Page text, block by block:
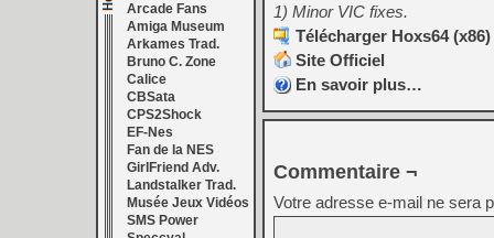
Arcade Fans
Amiga Museum
Arkames Trad.
Bruno C. Zone
Calice
CBSata
CPS2Shock
EF-Nes
Fan de la NES
GirlFriend Adv.
Landstalker Trad.
Musée Jeux Vidéos
SMS Power
1) Minor VIC fixes.
Télécharger Hoxs64 (x86)
Site Officiel
En savoir plus…
Commentaire ¬
Votre adresse e-mail ne sera